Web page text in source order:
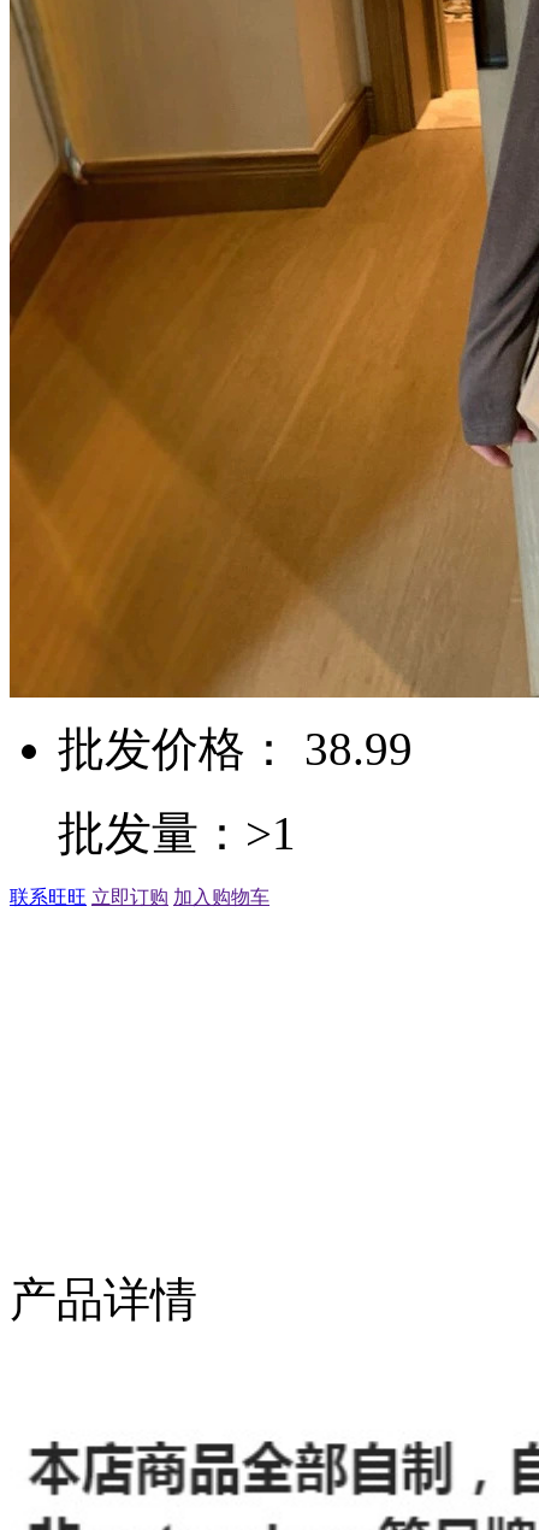
批发价格： 38.99
批发量：>1
联系旺旺 立即订购 加入购物车
产品详情